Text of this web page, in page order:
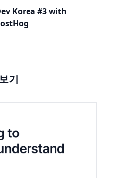
Korea #3 with
기